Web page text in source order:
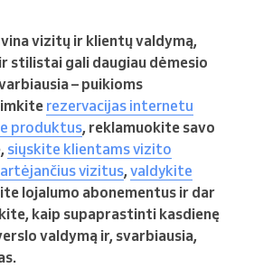
vizitų ir klientų valdymą,
stilistai gali daugiau dėmesio
– puikioms
rezervacijas internetu
produktus, reklamuokite savo
siųskite klientams vizito
vizitus,valdykite
lojalumo abonementus ir dar
kaip supaprastinti kasdienę
valdymą ir, svarbiausia,